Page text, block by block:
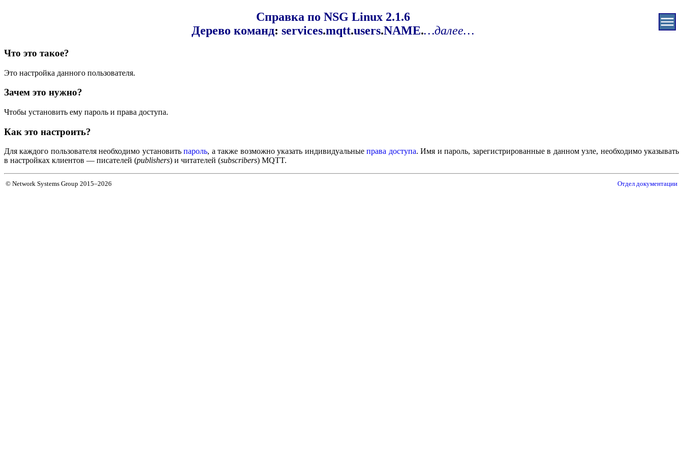
Справка по NSG Linux 2.1.6
Дерево команд: services.mqtt.users.NAME.…далее…
Что это такое?
Это настройка данного пользователя.
Зачем это нужно?
Чтобы установить ему пароль и права доступа.
Как это настроить?
Для каждого пользователя необходимо установитьпароль, а также возможно указать индивидуальныеправа доступа. Имя и пароль, зарегистрированные в данном узле, необходимо указывать
в настройках клиентов — писателей (publishers) и читателей (subscribers) MQTT.
© Network Systems Group 2015–2026 Отдел документации